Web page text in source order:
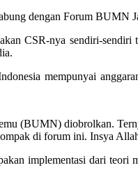
dengan Forum BUMN
CSR-nya sendiri-
mempunyai
(BUMN) diobrolkan.
di forum ini. Insya
implementasi dari